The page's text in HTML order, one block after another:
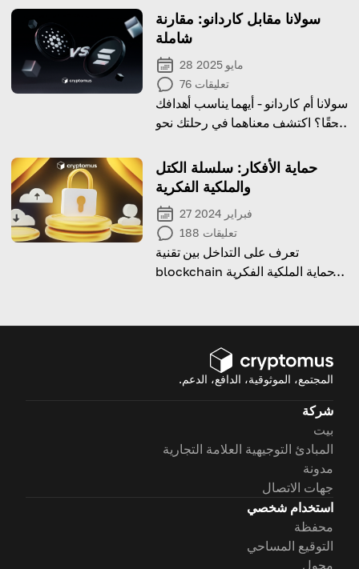
سولانا مقابل كاردانو: مقارنة
شاملة
28 مايو 2025
76 تعليقات
سولانا أم كاردانو - أيهما يناسب أهدافك
حقًا؟ اكتشف معناهما في رحلتك نحو
حماية الأفكار: سلسلة الكتل
والملكية الفكرية
27 فبراير 2024
188 تعليقات
تعرف على التداخل بين تقنية
blockchain وحماية الملكية الفكرية
المجتمع، الموثوقية، الدافع، الدعم.
شركة
بيت
المبادئ التوجيهية العلامة التجارية
مدونة
جهات الاتصال
استخدام شخصي
محفظة
التوقيع المساحي
محول